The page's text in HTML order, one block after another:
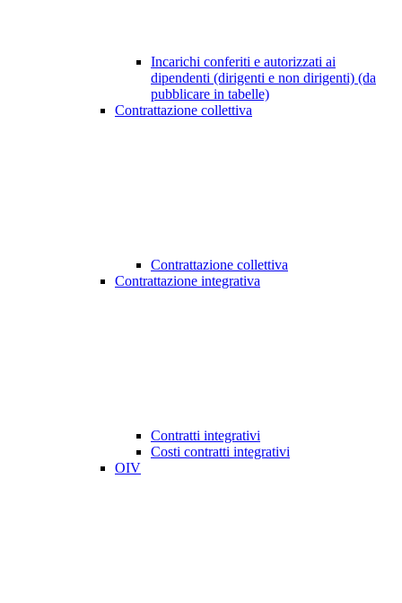
Incarichi conferiti e autorizzati ai
dipendenti (dirigenti e non dirigenti) (da
pubblicare in tabelle)
Contrattazione collettiva
Contrattazione collettiva
Contrattazione integrativa
Contratti integrativi
Costi contratti integrativi
OIV